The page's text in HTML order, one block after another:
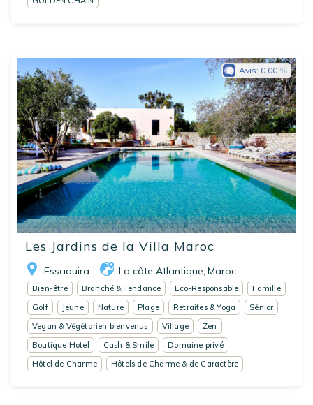
Les Jardins de la Villa Maroc
Essaouira La côte Atlantique Maroc
Avis: 0.00
Bien-être Branché & Tendance Eco-Responsable
Famille
Golf
Jeune Nature Plage Retraites & Yoga
Sénior
Vegan & Végétarien bienvenus
Village
Zen
Boutique Hotel
Cash & Smile
Domaine privé
Hôtel de Charme
Hôtels de Charme & de Caractère